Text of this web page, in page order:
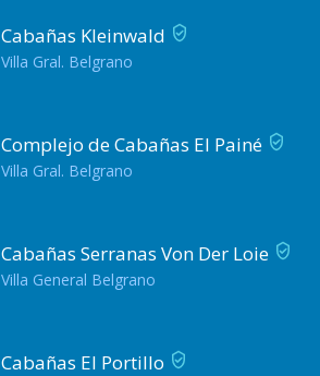
Cabañas Kleinwald
Villa Gral. Belgrano
Complejo de Cabañas El Painé
Villa Gral. Belgrano
Cabañas Serranas Von Der Loie
Villa General Belgrano
Cabañas El Portillo